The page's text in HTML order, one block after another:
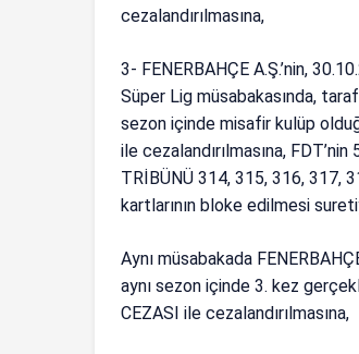
cezalandırılmasına,
3- FENERBAHÇE A.Ş.’nin,
Süper Lig müsabakasında,
sezon içinde misafir kulüp
ile cezalandırılmasına,
TRİBÜNÜ 314, 315, 316, 317,
kartlarının bloke edilmesi
Aynı müsabakada
aynı sezon içinde 3. kez
CEZASI ile cezalandırılmasına,